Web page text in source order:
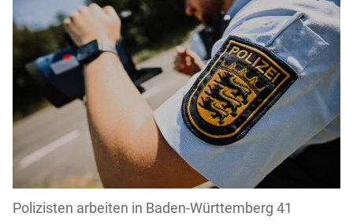
Polizisten arbeiten in Baden-Württemberg 41